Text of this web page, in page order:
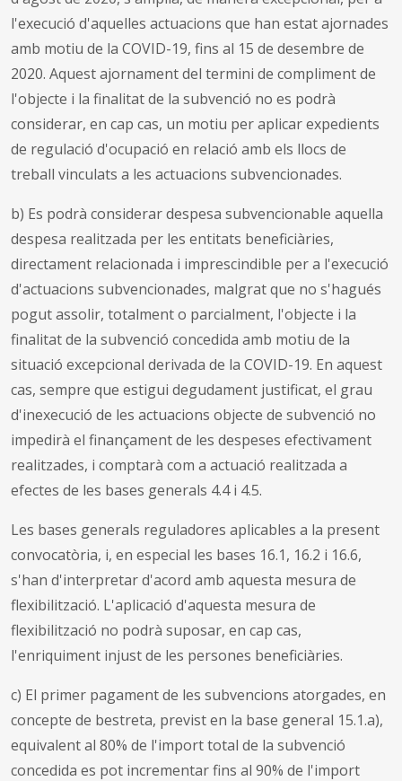
l'execució d'aquelles actuacions que han estat ajornades
amb motiu de la COVID-19, fins al 15 de desembre de
2020. Aquest ajornament del termini de compliment de
l'objecte i la finalitat de la subvenció no es podrà
considerar, en cap cas, un motiu per aplicar expedients
de regulació d'ocupació en relació amb els llocs de
treball vinculats a les actuacions subvencionades.
b) Es podrà considerar despesa subvencionable aquella
despesa realitzada per les entitats beneficiàries,
directament relacionada i imprescindible per a l'execució
d'actuacions subvencionades, malgrat que no s'hagués
pogut assolir, totalment o parcialment, l'objecte i la
finalitat de la subvenció concedida amb motiu de la
situació excepcional derivada de la COVID-19. En aquest
cas, sempre que estigui degudament justificat, el grau
d'inexecució de les actuacions objecte de subvenció no
impedirà el finançament de les despeses efectivament
realitzades, i comptarà com a actuació realitzada a
efectes de les bases generals 4.4 i 4.5.
Les bases generals reguladores aplicables a la present
convocatòria, i, en especial les bases 16.1, 16.2 i 16.6,
s'han d'interpretar d'acord amb aquesta mesura de
flexibilització. L'aplicació d'aquesta mesura de
flexibilització no podrà suposar, en cap cas,
l'enriquiment injust de les persones beneficiàries.
c) El primer pagament de les subvencions atorgades, en
concepte de bestreta, previst en la base general 15.1.a),
equivalent al 80% de l'import total de la subvenció
concedida es pot incrementar fins al 90% de l'import